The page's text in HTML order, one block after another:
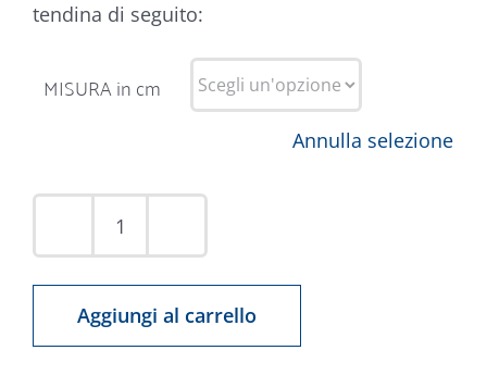
tendina di seguito:
MISURA in cm
Annulla selezione
Tappeto
5280
quantità
Aggiungi al carrello